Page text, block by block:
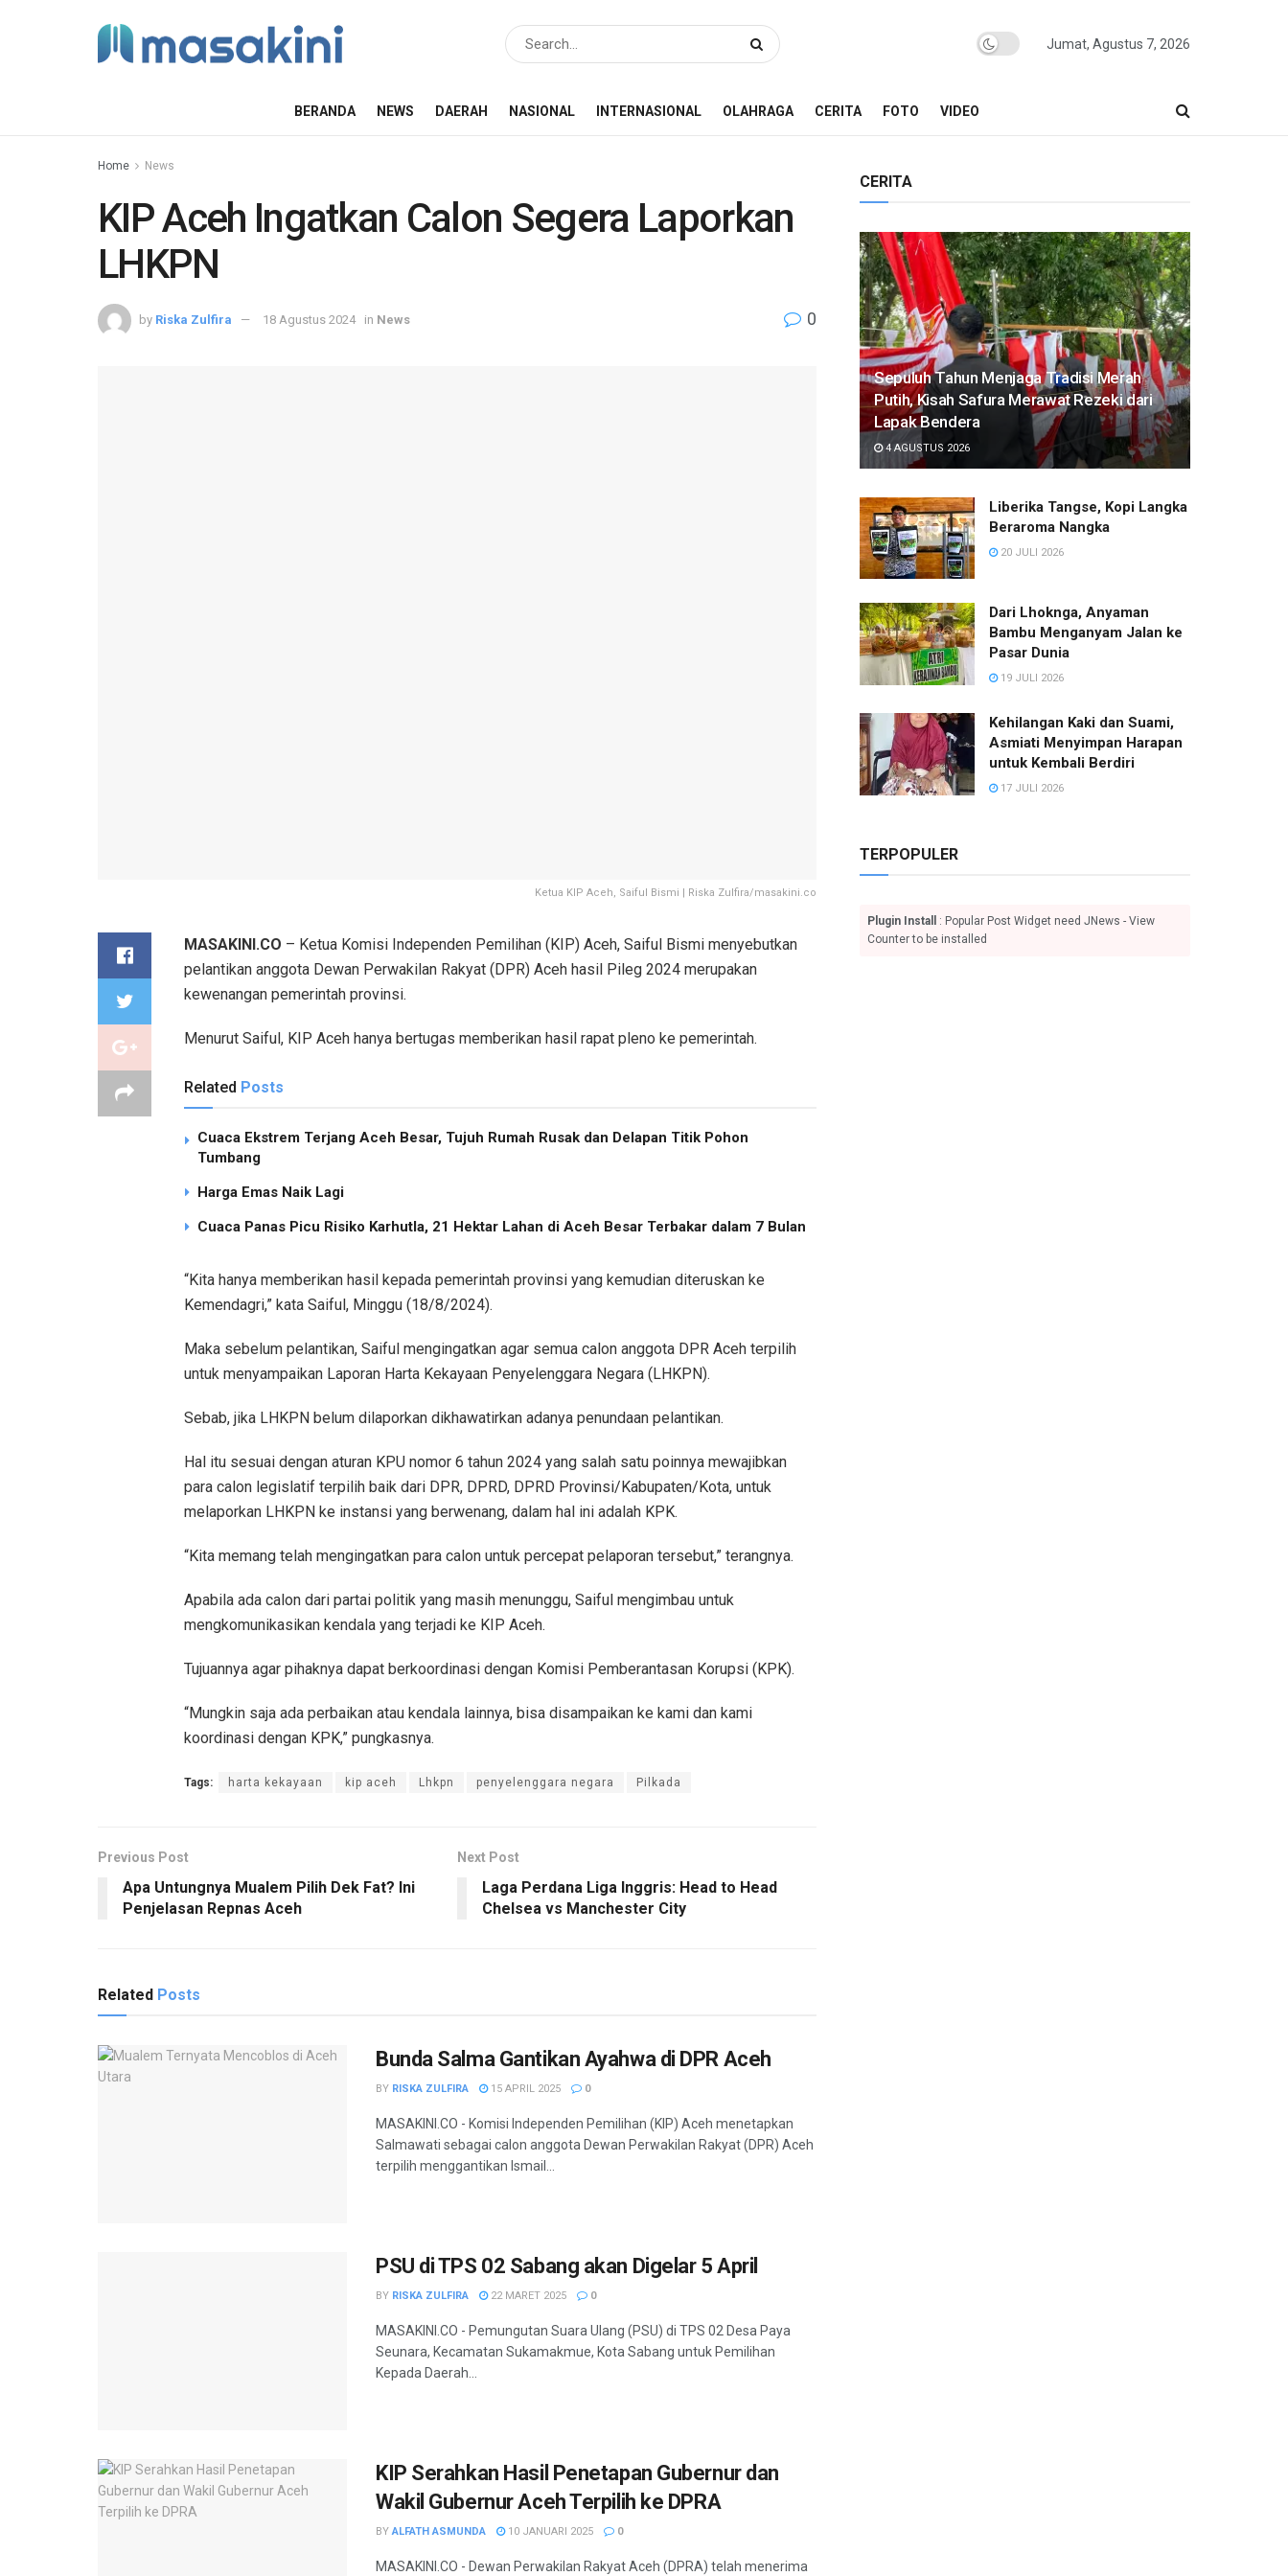
Jumat, Agustus 7, 2026
BERANDA NEWS DAERAH NASIONAL INTERNASIONAL OLAHRAGA CERITA FOTO VIDEO
Home News
KIP Aceh Ingatkan Calon Segera Laporkan
LHKPN
by Riska Zulfira 18 Agustus 2024 in News 0
Ketua KIP Aceh, Saiful Bismi | Riska Zulfira/masakini.co
MASAKINI.CO – Ketua Komisi Independen Pemilihan (KIP) Aceh, Saiful Bismi menyebutkan
pelantikan anggota Dewan Perwakilan Rakyat (DPR) Aceh hasil Pileg 2024 merupakan
kewenangan pemerintah provinsi.
Menurut Saiful, KIP Aceh hanya bertugas memberikan hasil rapat pleno ke pemerintah.
Related Posts
Cuaca Ekstrem Terjang Aceh Besar, Tujuh Rumah Rusak dan Delapan Titik Pohon
Tumbang
Harga Emas Naik Lagi
Cuaca Panas Picu Risiko Karhutla, 21 Hektar Lahan di Aceh Besar Terbakar dalam 7 Bulan
“Kita hanya memberikan hasil kepada pemerintah provinsi yang kemudian diteruskan ke
Kemendagri,” kata Saiful, Minggu (18/8/2024).
Maka sebelum pelantikan, Saiful mengingatkan agar semua calon anggota DPR Aceh terpilih
untuk menyampaikan Laporan Harta Kekayaan Penyelenggara Negara (LHKPN).
Sebab, jika LHKPN belum dilaporkan dikhawatirkan adanya penundaan pelantikan.
Hal itu sesuai dengan aturan KPU nomor 6 tahun 2024 yang salah satu poinnya mewajibkan
para calon legislatif terpilih baik dari DPR, DPRD, DPRD Provinsi/Kabupaten/Kota, untuk
melaporkan LHKPN ke instansi yang berwenang, dalam hal ini adalah KPK.
“Kita memang telah mengingatkan para calon untuk percepat pelaporan tersebut,” terangnya.
Apabila ada calon dari partai politik yang masih menunggu, Saiful mengimbau untuk
mengkomunikasikan kendala yang terjadi ke KIP Aceh.
Tujuannya agar pihaknya dapat berkoordinasi dengan Komisi Pemberantasan Korupsi (KPK).
“Mungkin saja ada perbaikan atau kendala lainnya, bisa disampaikan ke kami dan kami
koordinasi dengan KPK,” pungkasnya.
Tags: harta kekayaan kip aceh Lhkpn penyelenggara negara Pilkada
Previous Post
Apa Untungnya Mualem Pilih Dek Fat? Ini
Penjelasan Repnas Aceh
Next Post
Laga Perdana Liga Inggris: Head to Head
Chelsea vs Manchester City
Related Posts
Bunda Salma Gantikan Ayahwa di DPR Aceh
BY RISKA ZULFIRA 15 APRIL 2025 0
MASAKINI.CO - Komisi Independen Pemilihan (KIP) Aceh menetapkan
Salmawati sebagai calon anggota Dewan Perwakilan Rakyat (DPR) Aceh
terpilih menggantikan Ismail...
PSU di TPS 02 Sabang akan Digelar 5 April
BY RISKA ZULFIRA 22 MARET 2025 0
MASAKINI.CO - Pemungutan Suara Ulang (PSU) di TPS 02 Desa Paya
Seunara, Kecamatan Sukamakmue, Kota Sabang untuk Pemilihan
Kepada Daerah...
KIP Serahkan Hasil Penetapan Gubernur dan
Wakil Gubernur Aceh Terpilih ke DPRA
BY ALFATH ASMUNDA 10 JANUARI 2025 0
MASAKINI.CO - Dewan Perwakilan Rakyat Aceh (DPRA) telah menerima
CERITA
Sepuluh Tahun Menjaga Tradisi Merah
Putih, Kisah Safura Merawat Rezeki dari
Lapak Bendera
4 AGUSTUS 2026
Liberika Tangse, Kopi Langka
Beraroma Nangka
20 JULI 2026
Dari Lhoknga, Anyaman
Bambu Menganyam Jalan ke
Pasar Dunia
19 JULI 2026
Kehilangan Kaki dan Suami,
Asmiati Menyimpan Harapan
untuk Kembali Berdiri
17 JULI 2026
TERPOPULER
Plugin Install
: Popular Post Widget need JNews - View
Counter to be installed